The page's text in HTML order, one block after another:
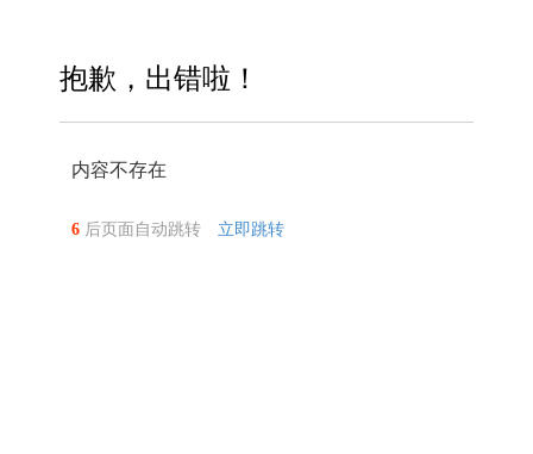
抱歉，出错啦！
内容不存在
6 后页面自动跳转 立即跳转